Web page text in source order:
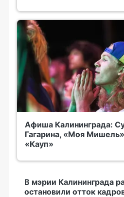
Афиша Калининграда:
Гагарина, «Моя
«Кауп»
В мэрии Калининграда
остановили отток